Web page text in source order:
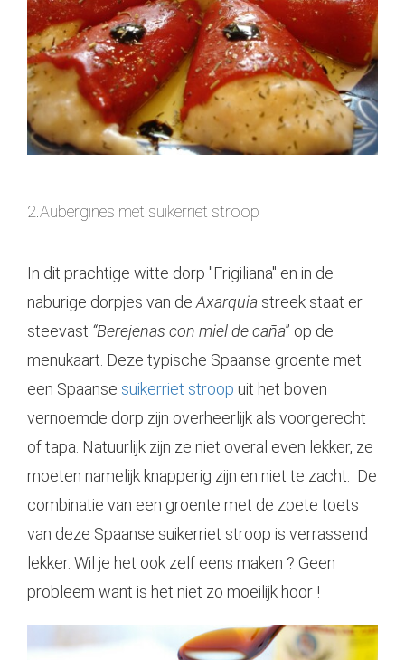
2. Aubergines met suikerriet stroop
In dit prachtige witte dorp "Frigiliana" en in de
naburige dorpjes van de Axarquia streek staat er
steevast “Berejenas con miel de caña” op de
menukaart. Deze typische Spaanse groente met
een Spaanse suikerriet stroop uit het boven
vernoemde dorp zijn overheerlijk als voorgerecht
of tapa. Natuurlijk zijn ze niet overal even lekker, ze
moeten namelijk knapperig zijn en niet te zacht. De
combinatie van een groente met de zoete toets
van deze Spaanse suikerriet stroop is verrassend
lekker. Wil je het ook zelf eens maken ? Geen
probleem want is het niet zo moeilijk hoor !